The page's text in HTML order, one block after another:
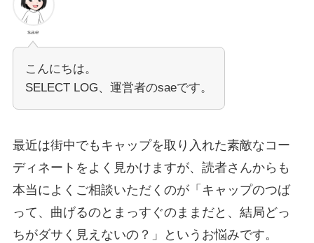
sae
こんにちは。
SELECT LOG、運営者のsaeです。
最近は街中でもキャップを取り入れた素敵なコー
ディネートをよく見かけますが、読者さんからも
本当によくご相談いただくのが「キャップのつば
って、曲げるのとまっすぐのままだと、結局どっ
ちがダサく見えないの？」というお悩みです。